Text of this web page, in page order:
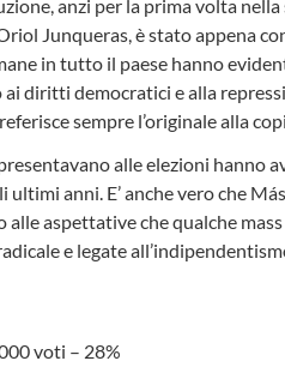
anzi per la prima volta
Junqueras, è stato appena
in tutto il paese hanno
diritti democratici e alla
sempre l’originale alla
alle elezioni
anni. E’ anche vero che
aspettative che qualche
e legate
voti – 28%